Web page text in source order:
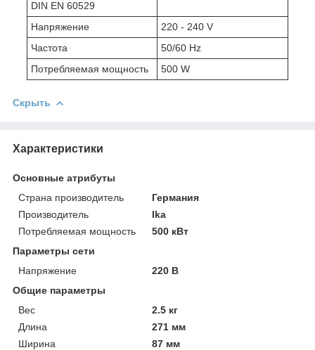
DIN EN 60529
Напряжение
220 - 240 V
Частота
50/60 Hz
Потребляемая мощность
500 W
Скрыть
Характеристики
Основные атрибуты
Страна производитель
Германия
Производитель
Ika
Потребляемая мощность
500 кВт
Параметры сети
Напряжение
220 В
Общие параметры
Вес
2.5 кг
Длина
271 мм
Ширина
87 мм